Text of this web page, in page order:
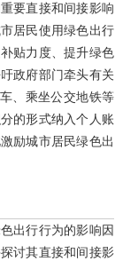
要直接和间接影响
居民使用绿色出行
贴力度、提升绿色
政府部门牵头有关
、乘坐公交地铁等
的形式纳入个人账
励城市居民绿色出
出行行为的影响因
讨其直接和间接影